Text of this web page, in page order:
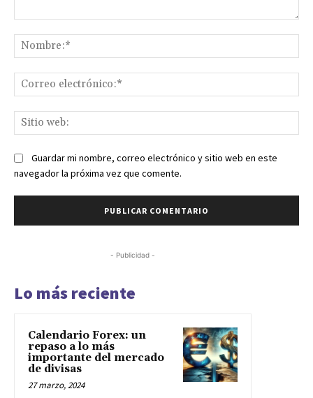
Guardar mi nombre, correo electrónico y sitio web en este
navegador la próxima vez que comente.
- Publicidad -
Lo más reciente
Calendario Forex: un
repaso a lo más
importante del mercado
de divisas
27 marzo, 2024